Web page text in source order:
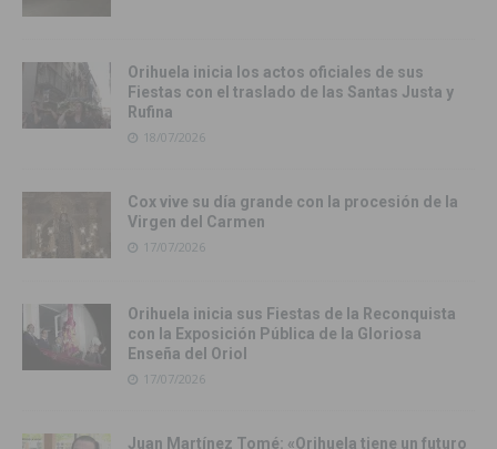
Orihuela inicia los actos oficiales de sus
Fiestas con el traslado de las Santas Justa y
Rufina
18/07/2026
Cox vive su día grande con la procesión de la
Virgen del Carmen
17/07/2026
Orihuela inicia sus Fiestas de la Reconquista
con la Exposición Pública de la Gloriosa
Enseña del Oriol
17/07/2026
Juan Martínez Tomé: «Orihuela tiene un futuro